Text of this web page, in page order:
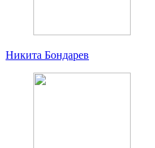
Никита Бондарев